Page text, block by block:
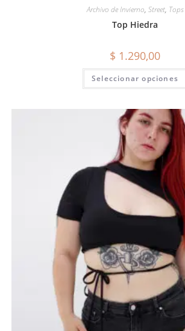
Archivo de Invierno, Street, Tops
Top Hiedra
$ 1.290,00
Seleccionar opciones